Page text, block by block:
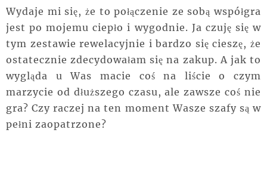
Wydaje mi się, że to połączenie ze sobą współgra
jest po mojemu ciepło i wygodnie. Ja czuję się w
tym zestawie rewelacyjnie i bardzo się cieszę, że
ostatecznie zdecydowałam się na zakup. A jak to
wygląda u Was macie coś na liście o czym
marzycie od dłuższego czasu, ale zawsze coś nie
gra? Czy raczej na ten moment Wasze szafy są w
pełni zaopatrzone?